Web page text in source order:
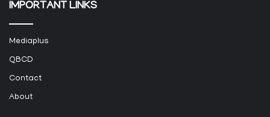
IMPORTANT LINKS
Mediaplus
QBCD
Contact
About